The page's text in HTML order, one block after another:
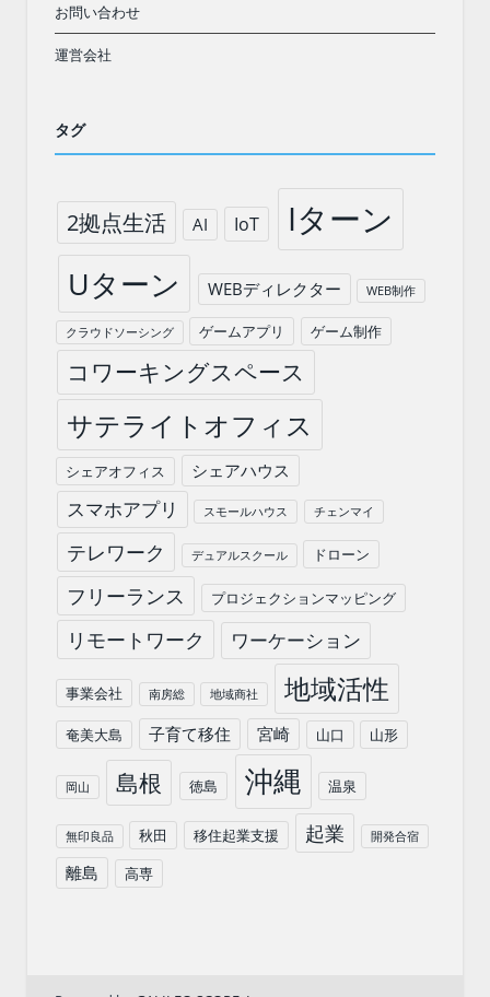
お問い合わせ
運営会社
タグ
2拠点生活 AI IoT Iターン
Uターン WEBディレクター WEB制作
クラウドソーシング ゲームアプリ ゲーム制作
コワーキングスペース
サテライトオフィス
シェアオフィス シェアハウス
スマホアプリ スモールハウス チェンマイ
テレワーク デュアルスクール ドローン
フリーランス プロジェクションマッピング
リモートワーク ワーケーション
事業会社 南房総 地域商社 地域活性
奄美大島 子育て移住 宮崎 山口 山形
岡山 島根 徳島 沖縄 温泉
無印良品 秋田 移住起業支援 起業 開発合宿
離島 高専